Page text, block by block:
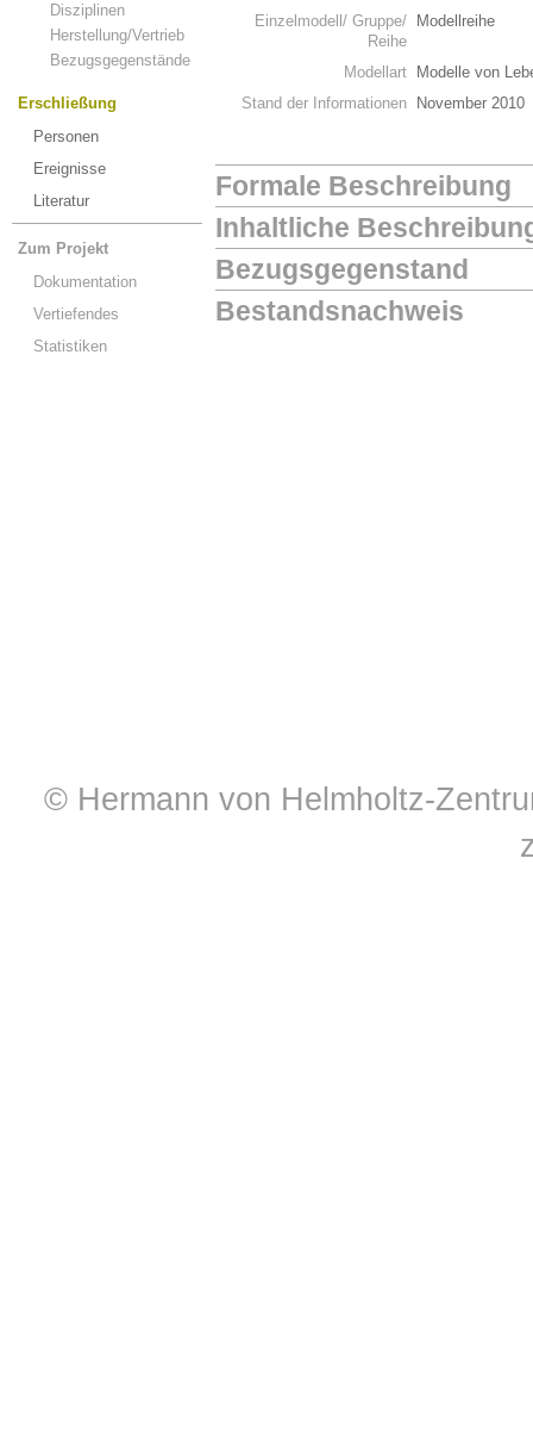
Disziplinen
Herstellung/Vertrieb
Bezugsgegenstände
Erschließung
Personen
Ereignisse
Literatur
Zum Projekt
Dokumentation
Vertiefendes
Statistiken
Einzelmodell/ Gruppe/
Reihe
Modellreihe
Modellart
Modelle von
Stand der Informationen
November 2010
Formale Beschreibung
Inhaltliche
Bezugsgegenstand
Bestandsnachweis
© Hermann von Helmholtz-